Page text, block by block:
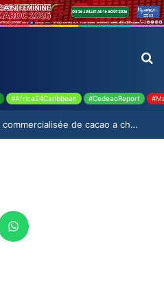
#Africa24Caribbean #CedeaoReport
Cameroun : la production commercialisée de cacao a chuté de 19,9% durant la saison 2025-2026